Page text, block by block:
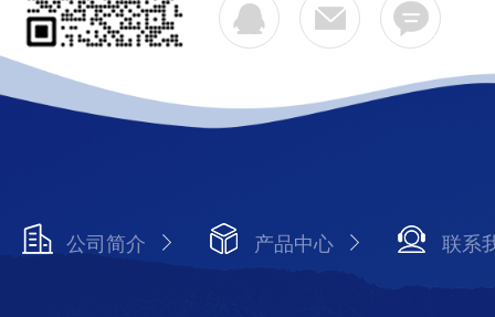
公司简介 产品中心 联系